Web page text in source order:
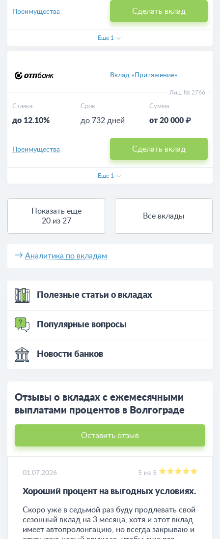
Сделать вклад
Преимущества
Еще 1
Вклад «Притяжение»
Лиц. № 2766
Ставка
до 12.10%
Срок
до 732 дней
Сумма
от 20 000 ₽
Сделать вклад
Преимущества
Еще 1
Показать еще
20 из 27
Все вклады
Аналитика по вкладам
Полезные статьи о вкладах
Популярные вопросы
Новости банков
Отзывы о вкладах с ежемесячными
выплатами процентов в Волгограде
Оставить отзыв
01.07.2026 5 из 5
Хороший процент на выгодных условиях.
Скоро уже в седьмой раз буду продлевать свой
сезонный вклад на 3 месяца, хотя и этот вклад
имеет автопролонгацию, но всегда закрываю и